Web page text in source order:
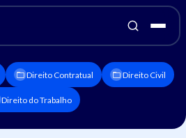
Direito Contratual Direito Civil
Direito do Trabalho